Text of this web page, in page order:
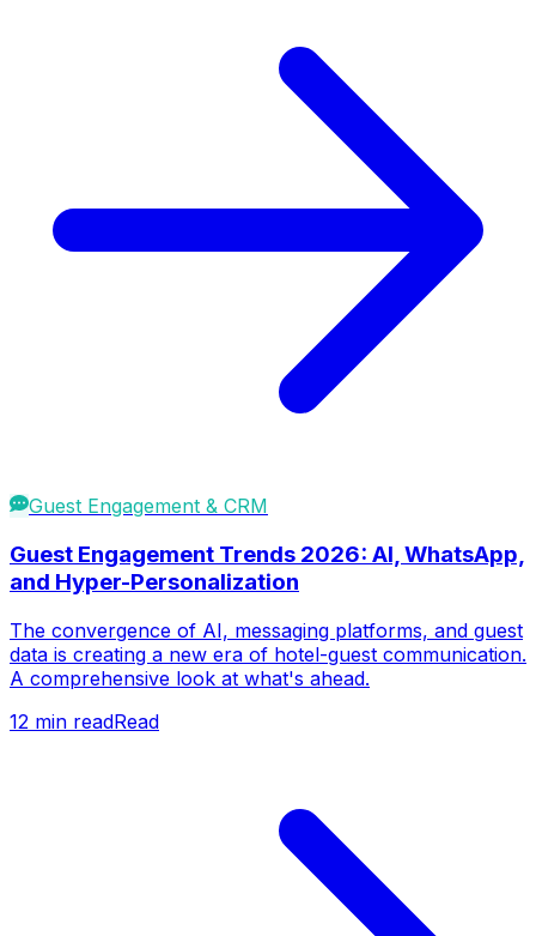
Guest Engagement & CRM
Guest Engagement Trends 2026: AI, WhatsApp,
and Hyper-Personalization
The convergence of AI, messaging platforms, and guest
data is creating a new era of hotel-guest communication.
A comprehensive look at what's ahead.
12 min readRead